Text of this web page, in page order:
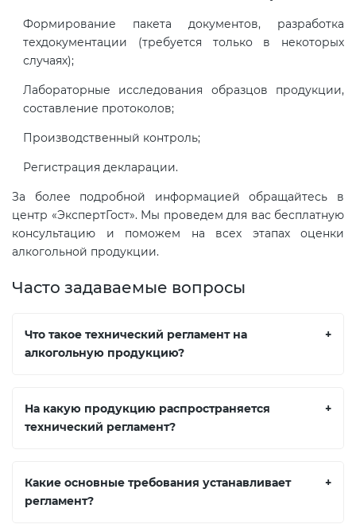
Формирование пакета документов, разработка
техдокументации (требуется только в некоторых
случаях);
Лабораторные исследования образцов продукции,
составление протоколов;
Производственный контроль;
Регистрация декларации.
За более подробной информацией обращайтесь в
центр «ЭкспертГост». Мы проведем для вас бесплатную
консультацию и поможем на всех этапах оценки
алкогольной продукции.
Часто задаваемые вопросы
Что такое технический регламент на
алкогольную продукцию?
+
На какую продукцию распространяется
технический регламент?
+
Какие основные требования устанавливает
регламент?
+